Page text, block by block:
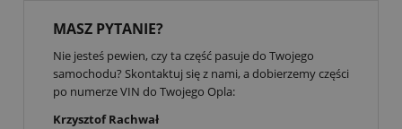
MASZ PYTANIE?
Nie jesteś pewien, czy ta część pasuje do Twojego
samochodu? Skontaktuj się z nami, a dobierzemy części
po numerze VIN do Twojego Opla:
Krzysztof Rachwał